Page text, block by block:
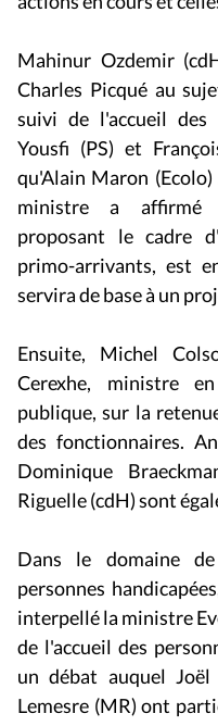
Charles Picqué au
suivi de l'accueil des
Yousfi (PS) et
qu'Alain Maron
ministre a affirmé
proposant le cadre
primo-arrivants, est
servira de base à un
Cerexhe, ministre
publique, sur la
des fonctionnaires.
Dominique
Riguelle (cdH) sont
personnes
interpellé la ministre
de l'accueil des
un débat auquel
Lemesre (MR) ont
un tour d'horizon des